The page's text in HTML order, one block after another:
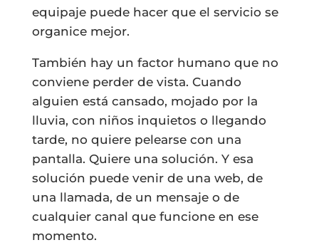
equipaje puede hacer que el servicio se
organice mejor.
También hay un factor humano que no
conviene perder de vista. Cuando
alguien está cansado, mojado por la
lluvia, con niños inquietos o llegando
tarde, no quiere pelearse con una
pantalla. Quiere una solución. Y esa
solución puede venir de una web, de
una llamada, de un mensaje o de
cualquier canal que funcione en ese
momento.